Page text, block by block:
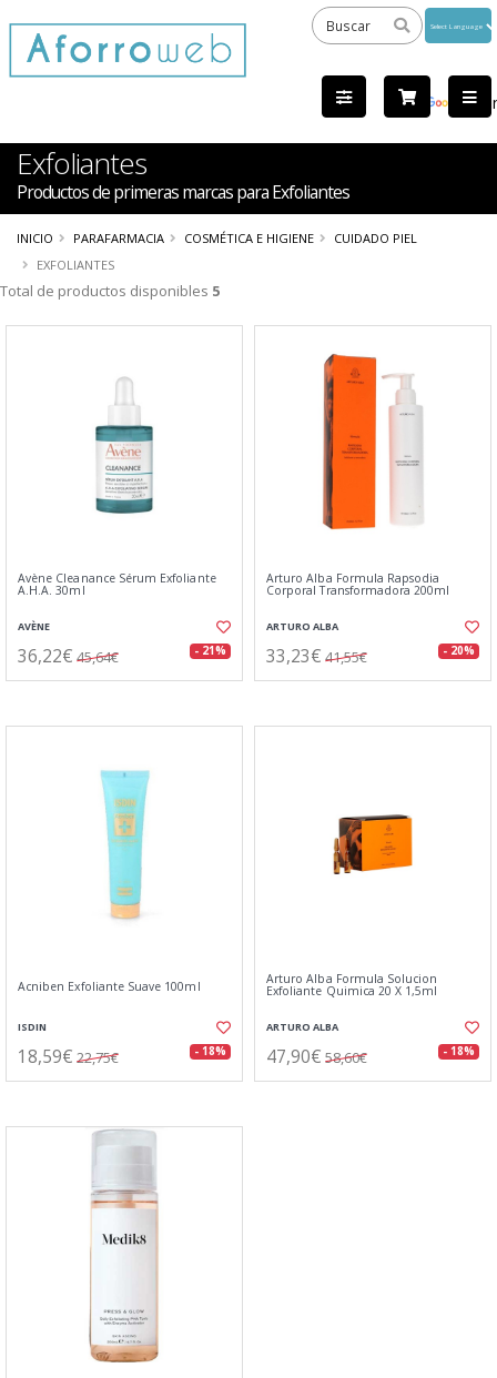
by
Exfoliantes
Productos de primeras marcas para Exfoliantes
INICIO PARAFARMACIA COSMÉTICA E HIGIENE
CUIDADO PIEL
EXFOLIANTES
Total de productos disponibles 5
Avène Cleanance Sérum Exfoliante
A.H.A. 30ml
AVÈNE
36,22€ 45,64€ - 21%
Arturo Alba Formula Rapsodia
Corporal Transformadora 200ml
ARTURO ALBA
33,23€ 41,55€ - 20%
Acniben Exfoliante Suave 100ml
ISDIN
18,59€ 22,75€ - 18%
Arturo Alba Formula Solucion
Exfoliante Quimica 20 X 1,5ml
ARTURO ALBA
47,90€ 58,60€ - 18%